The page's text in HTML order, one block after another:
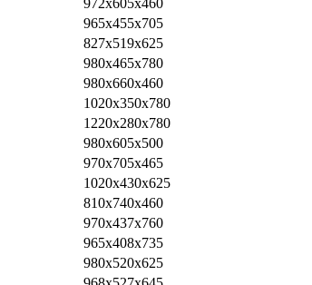
972x605x460
965x455x705
827x519x625
980x465x780
980x660x460
1020x350x780
1220x280x780
980x605x500
970x705x465
1020x430x625
810x740x460
970x437x760
965x408x735
980x520x625